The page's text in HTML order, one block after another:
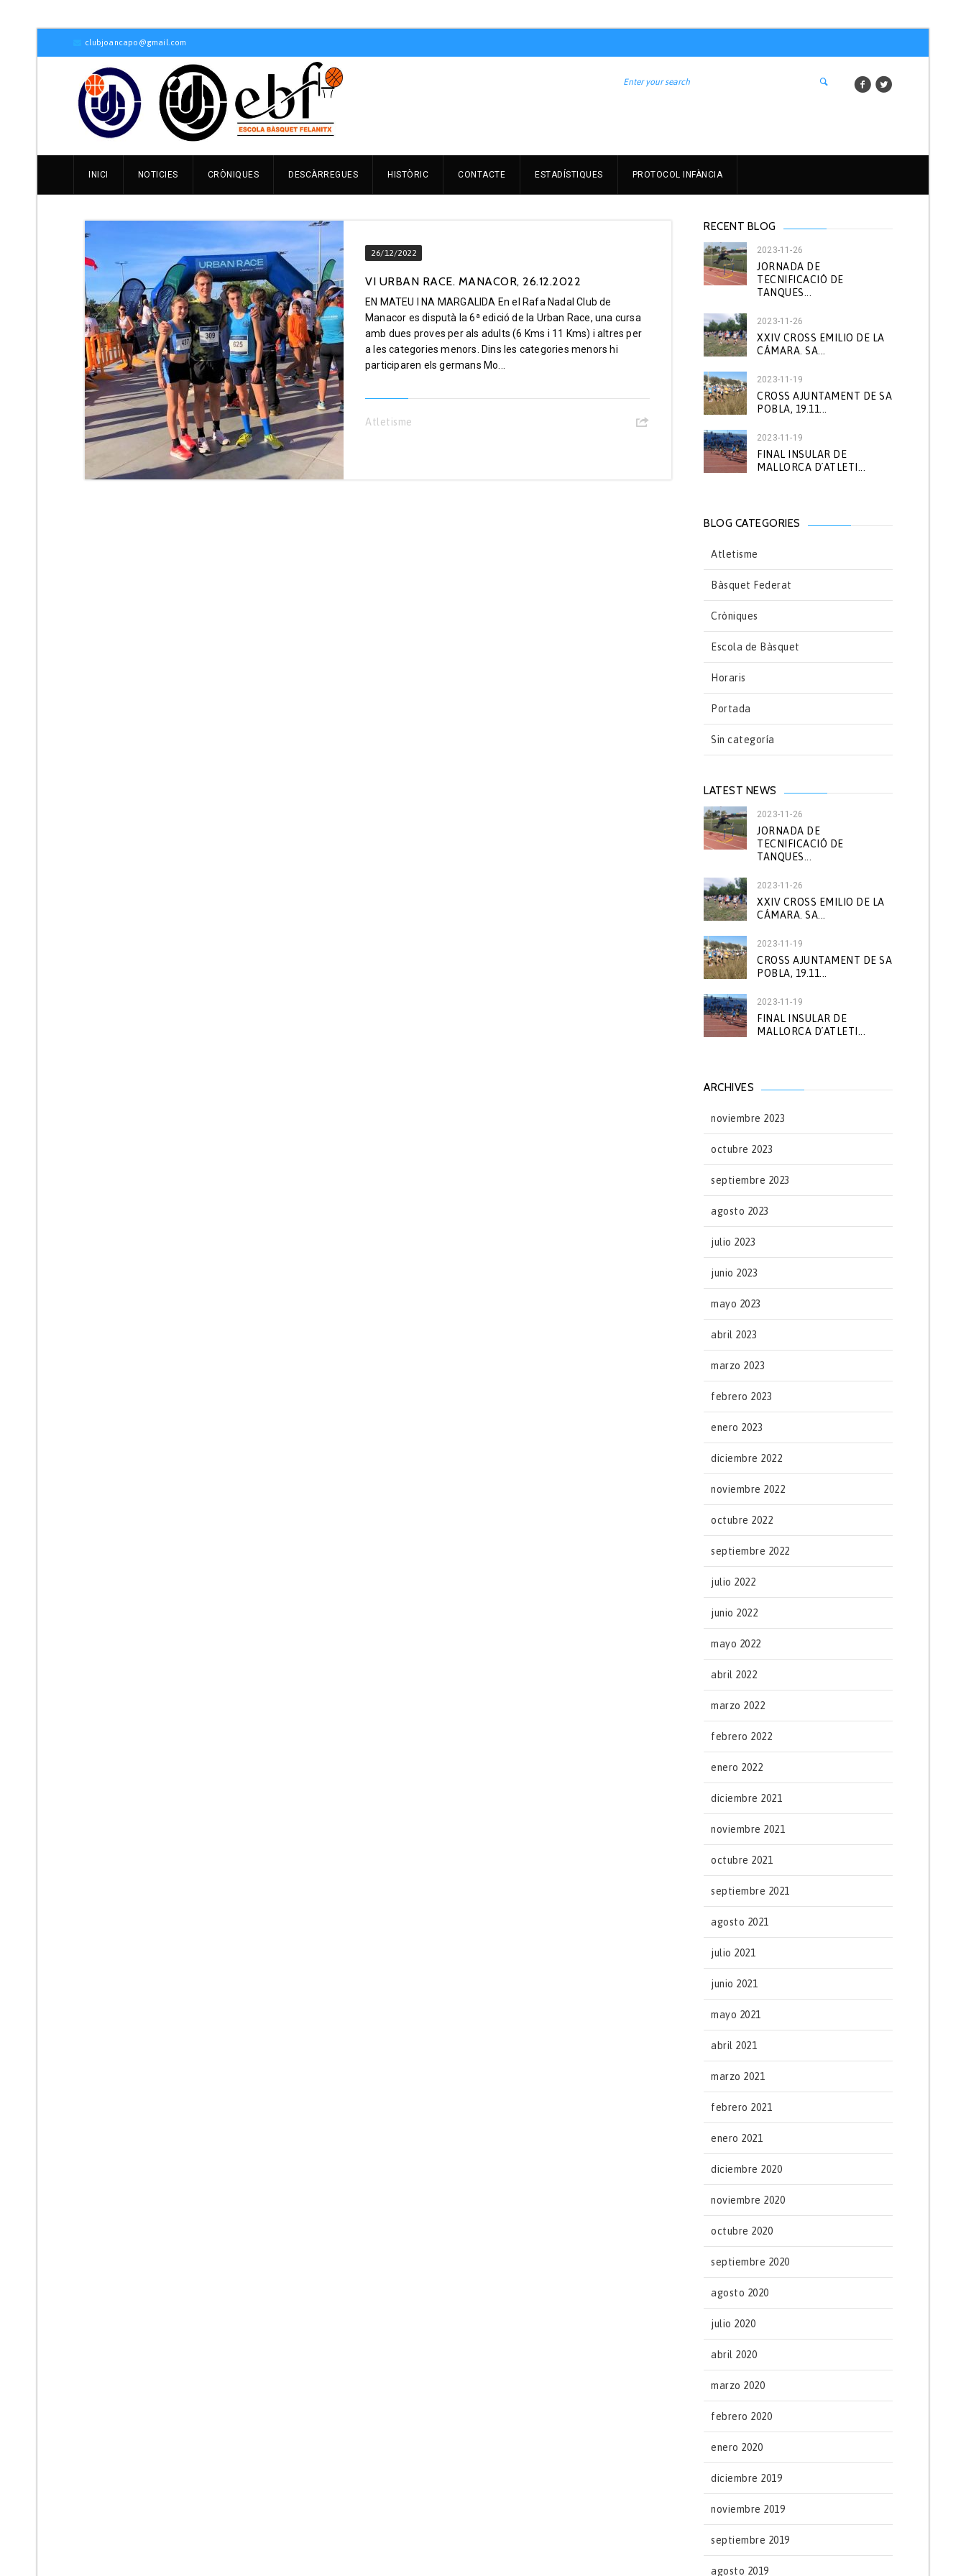
clubjoancapo@gmail.com
INICI NOTICIES CRÒNIQUES DESCÀRREGUES HISTÒRIC CONTACTE ESTADÍSTIQUES PROTOCOL INFÀNCIA
26/12/2022
VI URBAN RACE. MANACOR, 26.12.2022
EN MATEU I NA MARGALIDA En el Rafa Nadal Club de
Manacor es disputà la 6ª edició de la Urban Race, una cursa
amb dues proves per als adults (6 Kms i 11 Kms) i altres per
a les categories menors. Dins les categories menors hi
participaren els germans Mo...
Atletisme
RECENT BLOG
2023-11-26
JORNADA DE
TECNIFICACIÓ DE
TANQUES...
2023-11-26
XXIV CROSS EMILIO DE LA
CÁMARA. SA...
2023-11-19
CROSS AJUNTAMENT DE SA
POBLA, 19.11...
2023-11-19
FINAL INSULAR DE
MALLORCA D´ATLETI...
BLOG CATEGORIES
Atletisme
Bàsquet Federat
Cròniques
Escola de Bàsquet
Horaris
Portada
Sin categoría
LATEST NEWS
2023-11-26
JORNADA DE
TECNIFICACIÓ DE
TANQUES...
2023-11-26
XXIV CROSS EMILIO DE LA
CÁMARA. SA...
2023-11-19
CROSS AJUNTAMENT DE SA
POBLA, 19.11...
2023-11-19
FINAL INSULAR DE
MALLORCA D´ATLETI...
ARCHIVES
noviembre 2023
octubre 2023
septiembre 2023
agosto 2023
julio 2023
junio 2023
mayo 2023
abril 2023
marzo 2023
febrero 2023
enero 2023
diciembre 2022
noviembre 2022
octubre 2022
septiembre 2022
julio 2022
junio 2022
mayo 2022
abril 2022
marzo 2022
febrero 2022
enero 2022
diciembre 2021
noviembre 2021
octubre 2021
septiembre 2021
agosto 2021
julio 2021
junio 2021
mayo 2021
abril 2021
marzo 2021
febrero 2021
enero 2021
diciembre 2020
noviembre 2020
octubre 2020
septiembre 2020
agosto 2020
julio 2020
abril 2020
marzo 2020
febrero 2020
enero 2020
diciembre 2019
noviembre 2019
septiembre 2019
agosto 2019